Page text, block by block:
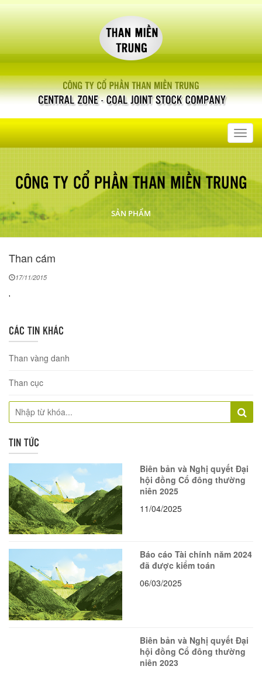
CÔNG TY CỔ PHẦN THAN MIỀN TRUNG
SẢN PHẨM
Than cám
17/11/2015
'
CÁC TIN KHÁC
Than vàng danh
Than cục
TIN TỨC
Biên bản và Nghị quyết Đại
hội đồng Cổ đông thường
niên 2025
11/04/2025
Báo cáo Tài chính năm 2024
đã được kiểm toán
06/03/2025
Biên bản và Nghị quyết Đại
hội đồng Cổ đông thường
niên 2023